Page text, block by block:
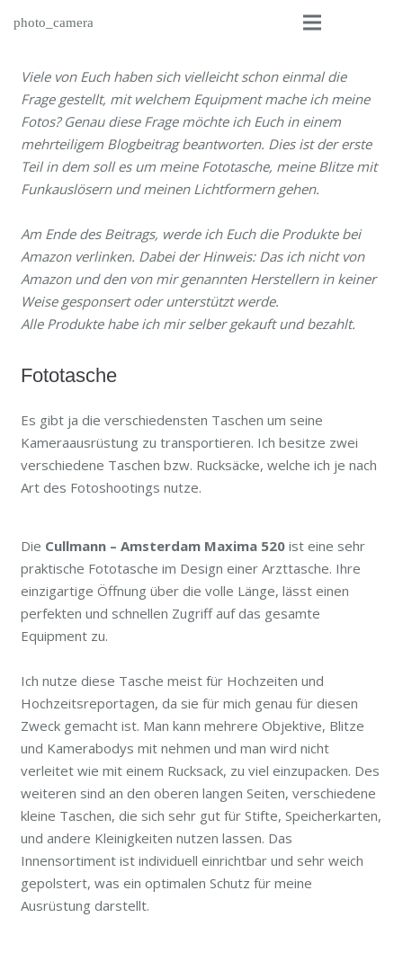
photo_camera
Viele von Euch haben sich vielleicht schon einmal die
Frage gestellt, mit welchem Equipment mache ich meine
Fotos? Genau diese Frage möchte ich Euch in einem
mehrteiligem Blogbeitrag beantworten. Dies ist der erste
Teil in dem soll es um meine Fototasche, meine Blitze mit
Funkauslösern und meinen Lichtformern gehen.
Am Ende des Beitrags, werde ich Euch die Produkte bei
Amazon verlinken. Dabei der Hinweis: Das ich nicht von
Amazon und den von mir genannten Herstellern in keiner
Weise gesponsert oder unterstützt werde.
Alle Produkte habe ich mir selber gekauft und bezahlt.
Fototasche
Es gibt ja die verschiedensten Taschen um seine
Kameraausrüstung zu transportieren. Ich besitze zwei
verschiedene Taschen bzw. Rucksäcke, welche ich je nach
Art des Fotoshootings nutze.
Die Cullmann – Amsterdam Maxima 520ist eine sehr
praktische Fototasche im Design einer Arzttasche. Ihre
einzigartige Öffnung über die volle Länge, lässt einen
perfekten und schnellen Zugriff auf das gesamte
Equipment zu.
Ich nutze diese Tasche meist für Hochzeiten und
Hochzeitsreportagen, da sie für mich genau für diesen
Zweck gemacht ist. Man kann mehrere Objektive, Blitze
und Kamerabodys mit nehmen und man wird nicht
verleitet wie mit einem Rucksack, zu viel einzupacken. Des
weiteren sind an den oberen langen Seiten, verschiedene
kleine Taschen, die sich sehr gut für Stifte, Speicherkarten,
und andere Kleinigkeiten nutzen lassen. Das
Innensortiment ist individuell einrichtbar und sehr weich
gepolstert, was ein optimalen Schutz für meine
Ausrüstung darstellt.